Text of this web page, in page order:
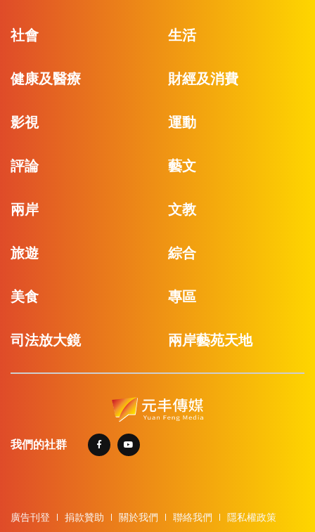
社會 生活
健康及醫療 財經及消費
影視 運動
評論 藝文
兩岸 文教
旅遊 綜合
美食 專區
司法放大鏡 兩岸藝苑天地
我們的社群
廣告刊登 捐款贊助 關於我們 聯絡我們
隱私權政策